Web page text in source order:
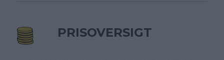
PRISOVERSIGT